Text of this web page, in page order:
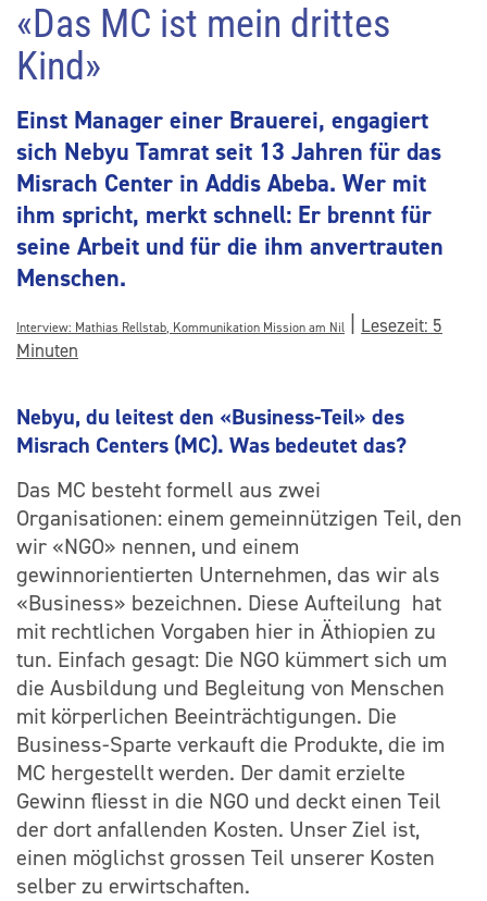
«Das MC ist mein drittes
Kind»
Einst Manager einer Brauerei, engagiert
sich Nebyu Tamrat seit 13 Jahren für das
Misrach Center in Addis Abeba. Wer mit
ihm spricht, merkt schnell: Er brennt für
seine Arbeit und für die ihm anvertrauten
Menschen.
Interview: Mathias Rellstab, Kommunikation Mission am Nil
Lesezeit: 5
Minuten
Nebyu, du leitest den «Business-Teil» des
Misrach Centers (MC). Was bedeutet das?
Das MC besteht formell aus zwei
Organisationen: einem gemeinnützigen Teil, den
wir «NGO» nennen, und einem
gewinnorientierten Unternehmen, das wir als
«Business» bezeichnen. Diese Aufteilung hat
mit rechtlichen Vorgaben hier in Äthiopien zu
tun. Einfach gesagt: Die NGO kümmert sich um
die Ausbildung und Begleitung von Menschen
mit körperlichen Beeinträchtigungen. Die
Business-Sparte verkauft die Produkte, die im
MC hergestellt werden. Der damit erzielte
Gewinn fliesst in die NGO und deckt einen Teil
der dort anfallenden Kosten. Unser Ziel ist,
einen möglichst grossen Teil unserer Kosten
selber zu erwirtschaften.